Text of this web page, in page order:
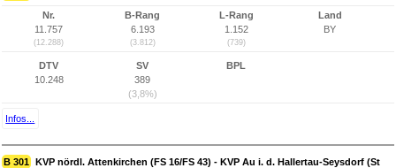
Nr.
11.757
(12.288)
B-Rang
6.193
(3.812)
L-Rang
1.152
(739)
Land
BY
DTV
10.248
SV
389
(3,8%)
BPL
Infos...
B 301 KVP nördl. Attenkirchen (FS 16/FS 43) - KVP Au i. d. Hallertau-Seysdorf (St